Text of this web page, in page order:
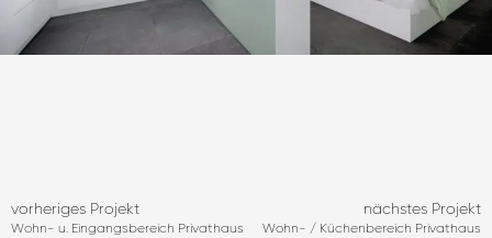
vorheriges Projekt
Wohn- u. Eingangsbereich Privathaus
nächstes Projekt
Wohn- / Küchenbereich Privathaus